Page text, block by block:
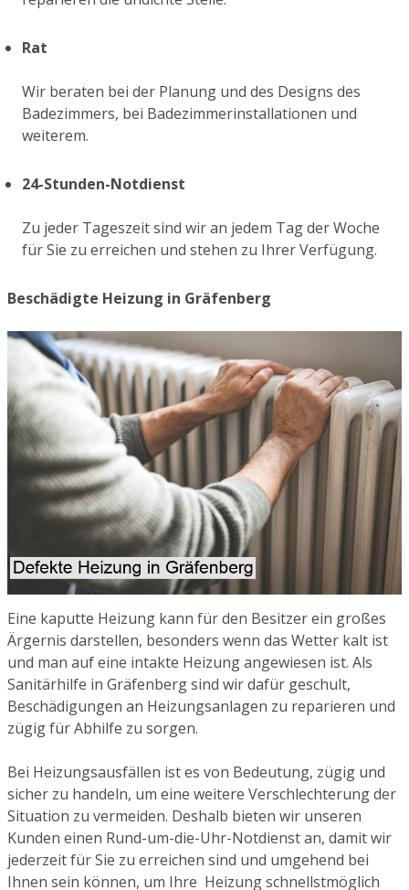
Rat
Wir beraten bei der Planung und des Designs des
Badezimmers, bei Badezimmerinstallationen und
weiterem.
24-Stunden-Notdienst
Zu jeder Tageszeit sind wir an jedem Tag der Woche
für Sie zu erreichen und stehen zu Ihrer Verfügung.
Beschädigte Heizung in Gräfenberg
Eine kaputte Heizung kann für den Besitzer ein großes
Ärgernis darstellen, besonders wenn das Wetter kalt ist
und man auf eine intakte Heizung angewiesen ist. Als
Sanitärhilfe in Gräfenberg sind wir dafür geschult,
Beschädigungen an Heizungsanlagen zu reparieren und
zügig für Abhilfe zu sorgen.
Bei Heizungsausfällen ist es von Bedeutung, zügig und
sicher zu handeln, um eine weitere Verschlechterung der
Situation zu vermeiden. Deshalb bieten wir unseren
Kunden einen Rund-um-die-Uhr-Notdienst an, damit wir
jederzeit für Sie zu erreichen sind und umgehend bei
Ihnen sein können, um Ihre Heizung schnellstmöglich